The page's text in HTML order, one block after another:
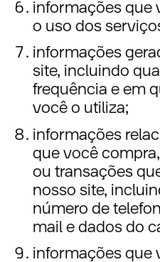
informações que
o uso dos
informações
site, incluindo
frequência e em
você o utiliza;
informações
que você
ou transações
nosso site,
número de
mail e dados do
informações que